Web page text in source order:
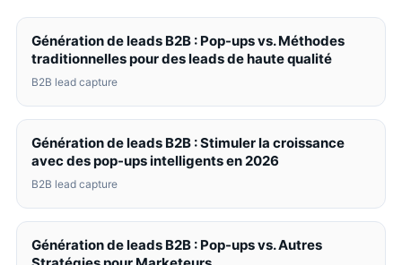
Génération de leads B2B : Pop-ups vs. Méthodes
traditionnelles pour des leads de haute qualité
B2B lead capture
Génération de leads B2B : Stimuler la croissance
avec des pop-ups intelligents en 2026
B2B lead capture
Génération de leads B2B : Pop-ups vs. Autres